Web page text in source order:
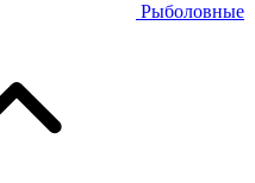
Рыболовные